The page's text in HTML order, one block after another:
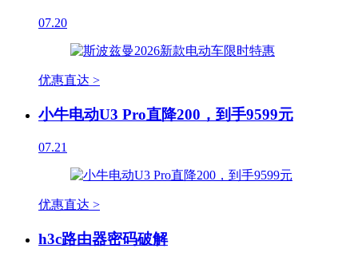
07.20
优惠直达 >
小牛电动U3 Pro直降200，到手9599元
07.21
优惠直达 >
h3c路由器密码破解